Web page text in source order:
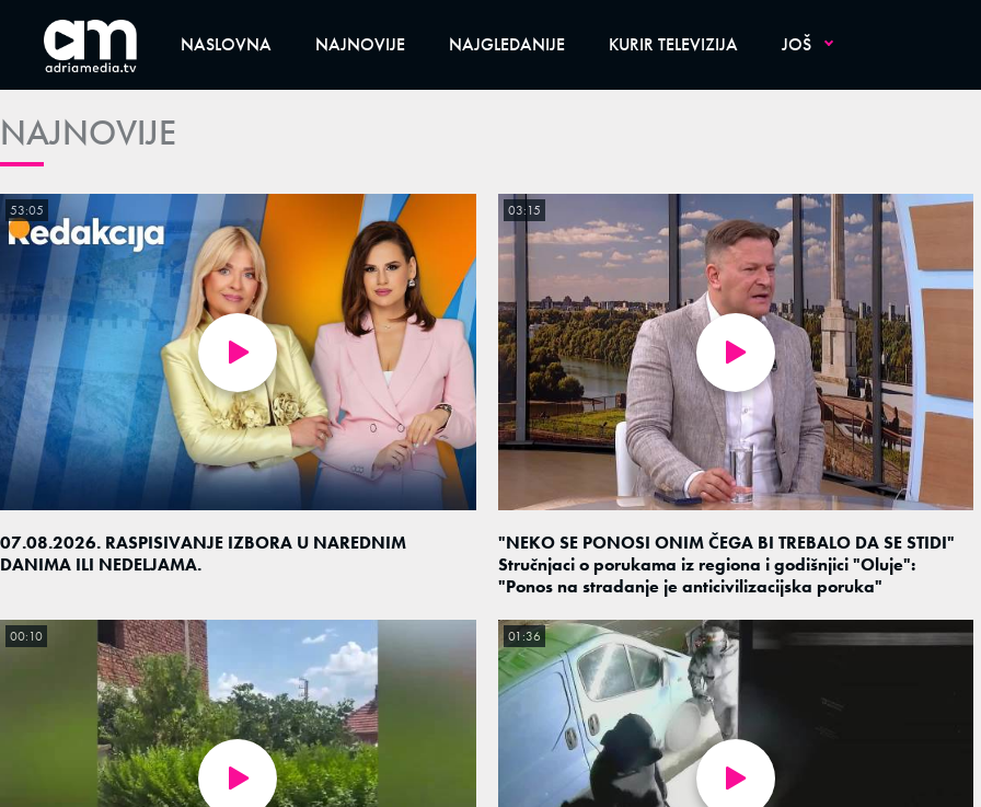
NASLOVNA NAJNOVIJE NAJGLEDANIJE KURIR TELEVIZIJA JOŠ
NAJNOVIJE
07.08.2026. RASPISIVANJE IZBORA U NAREDNIM
DANIMA ILI NEDELJAMA.
53:05
"NEKO SE PONOSI ONIM ČEGA BI TREBALO DA SE STIDI"
Stručnjaci o porukama iz regiona i godišnjici "Oluje":
"Ponos na stradanje je anticivilizacijska poruka"
03:15
00:10 01:36